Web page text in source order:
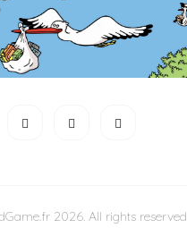
2026. All rights reserved